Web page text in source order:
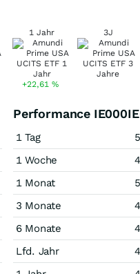
1 Jahr
+22,61%
3J
Performance
1 Tag
1 Woche
1 Monat
3 Monate
6 Monate
Lfd. Jahr